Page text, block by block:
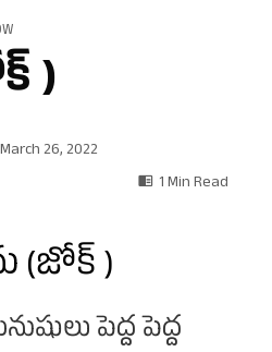
)
March 26, 2022
1 Min Read
(జోక్ )
పెద్ద పెద్ద